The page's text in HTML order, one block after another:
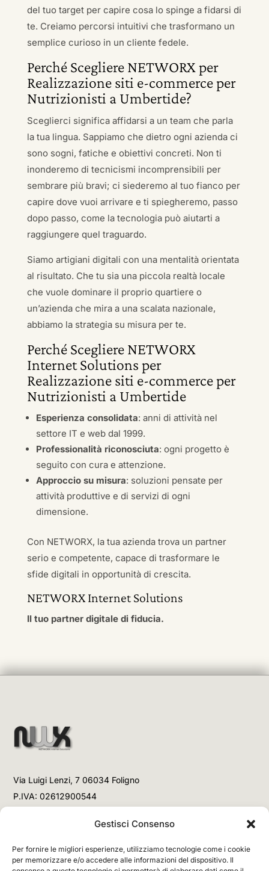
Gestisci Consenso
Per fornire le migliori esperienze, utilizziamo tecnologie come i cookie
per memorizzare e/o accedere alle informazioni del dispositivo. Il
del tuo target per capire cosa lo spinge a fidarsi di
te. Creiamo percorsi intuitivi che trasformano un
semplice curioso in un cliente fedele.
Perché Scegliere NETWORX per
Realizzazione siti e-commerce per
Nutrizionisti a Umbertide?
Sceglierci significa affidarsi a un team che parla
la tua lingua. Sappiamo che dietro ogni azienda ci
sono sogni, fatiche e obiettivi concreti. Non ti
inonderemo di tecnicismi incomprensibili per
sembrare più bravi; ci siederemo al tuo fianco per
capire dove vuoi arrivare e ti spiegheremo, passo
dopo passo, come la tecnologia può aiutarti a
raggiungere quel traguardo.
Siamo artigiani digitali con una mentalità orientata
al risultato. Che tu sia una piccola realtà locale
che vuole dominare il proprio quartiere o
un’azienda che mira a una scalata nazionale,
abbiamo la strategia su misura per te.
Perché Scegliere NETWORX
Internet Solutions per
Realizzazione siti e-commerce per
Nutrizionisti a Umbertide
Esperienza consolidata: anni di attività nel
settore IT e web dal 1999.
Professionalità riconosciuta: ogni progetto è
seguito con cura e attenzione.
Approccio su misura: soluzioni pensate per
attività produttive e di servizi di ogni
dimensione.
Con NETWORX, la tua azienda trova un partner
serio e competente, capace di trasformare le
sfide digitali in opportunità di crescita.
NETWORX Internet Solutions
Il tuo partner digitale di fiducia.
Via Luigi Lenzi, 7 06034 Foligno
P.IVA: 02612900544
+39 3477853708 (Chiamata)